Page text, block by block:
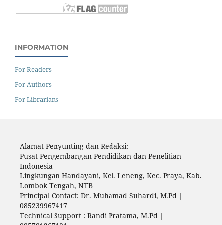
INFORMATION
For Readers
For Authors
For Librarians
Alamat Penyunting dan Redaksi:
Pusat Pengembangan Pendidikan dan Penelitian
Indonesia
Lingkungan Handayani, Kel. Leneng, Kec. Praya, Kab.
Lombok Tengah, NTB
Principal Contact: Dr. Muhamad Suhardi, M.Pd |
085239967417
Technical Support : Randi Pratama, M.Pd |